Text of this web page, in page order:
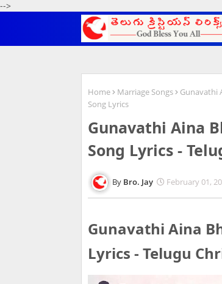
-->
Home Marriage Songs
Gunavathi
Song Lyrics
Gunavathi Aina
Song Lyrics -
Bro. Jay February 01,
Gunavathi Aina
Lyrics - Telugu